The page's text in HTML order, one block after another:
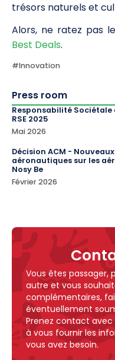
trésors naturels et
Alors, ne ratez pas
Best Deals.
#Innovation
Press room
Responsabilité
RSE 2025
Mai 2026
Décision ACM -
aéronautiques sur les
Nosy Be
Février 2026
Vous êtes passager,
autre et vous
complémentaires,
éventuellement
Prenez contact
à vous fournir les
vous avez besoin.